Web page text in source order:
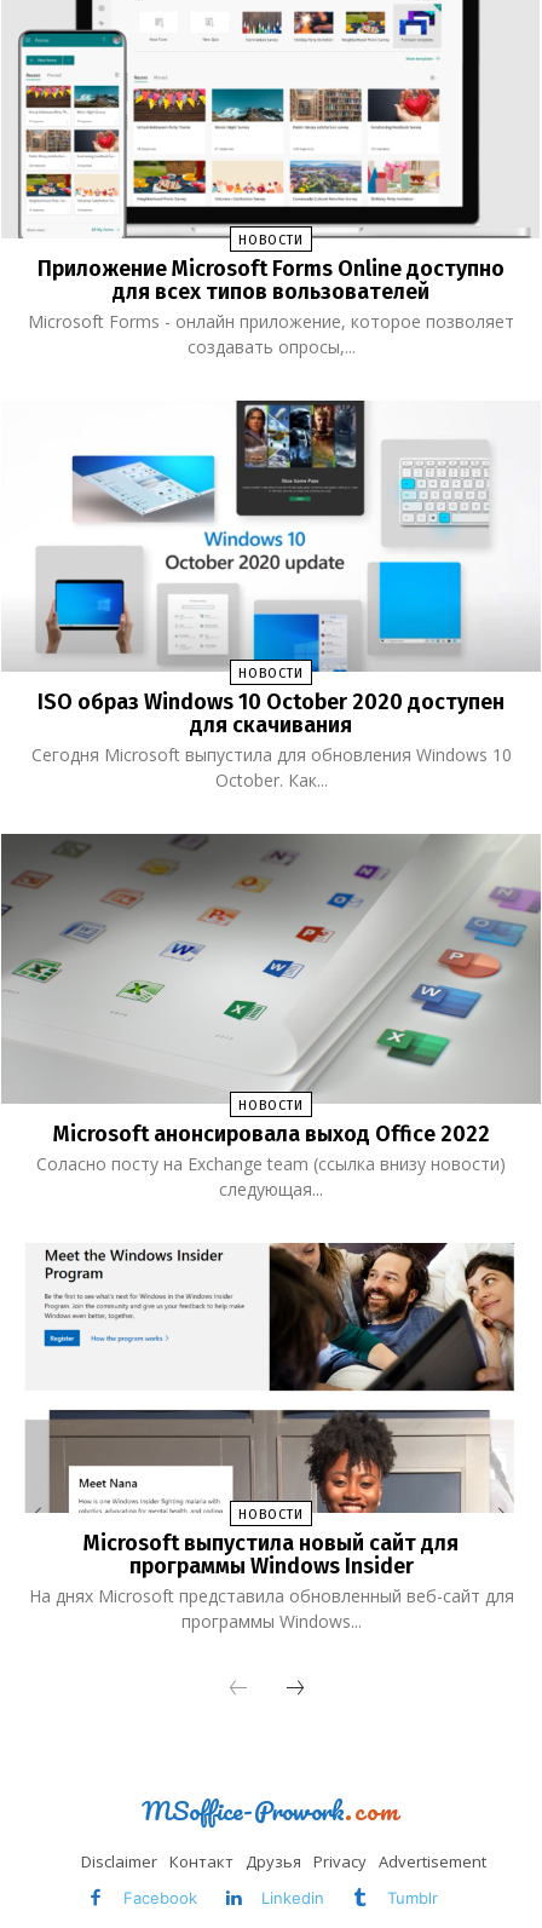
НОВОСТИ
Приложение Microsoft Forms Online доступно
для всех типов вользователей
Microsoft Forms - онлайн приложение, которое позволяет
создавать опросы,...
НОВОСТИ
ISO образ Windows 10 October 2020 доступен
для скачивания
Сегодня Microsoft выпустила для обновления Windows 10
October. Как...
НОВОСТИ
Microsoft анонсировала выход Office 2022
Соласно посту на Exchange team (ссылка внизу новости)
следующая...
НОВОСТИ
Microsoft выпустила новый сайт для
программы Windows Insider
На днях Microsoft представила обновленный веб-сайт для
программы Windows...
MSoffice-Prowork.com
Disclaimer Контакт Друзья Privacy Advertisement
Facebook Linkedin Tumblr